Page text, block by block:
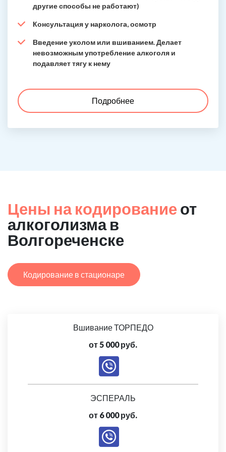
другие способы не работают)
Консультация у нарколога, осмотр
Введение уколом или вшиванием. Делает
невозможным употребление алкоголя и
подавляет тягу к нему
Подробнее
Цены на кодирование от
алкоголизма в
Волгореченске
Кодирование в стационаре
Вшивание ТОРПЕДО
от 5 000 руб.
ЭСПЕРАЛЬ
от 6 000 руб.